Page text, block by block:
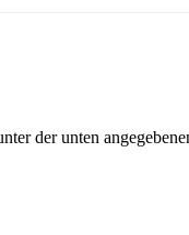
der unten